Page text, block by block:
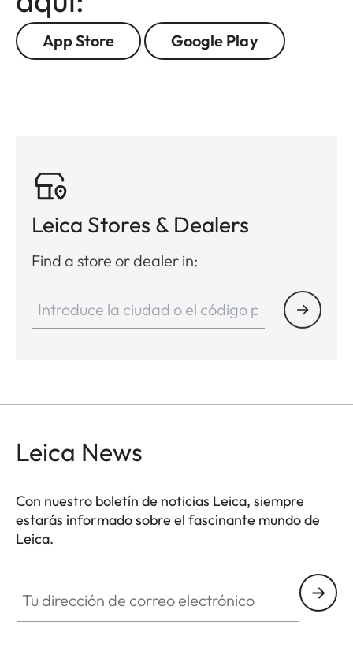
App Store Google Play
Leica Stores & Dealers
Find a store or dealer in:
Leica News
Con nuestro boletín de noticias Leica, siempre
estarás informado sobre el fascinante mundo de
Leica.